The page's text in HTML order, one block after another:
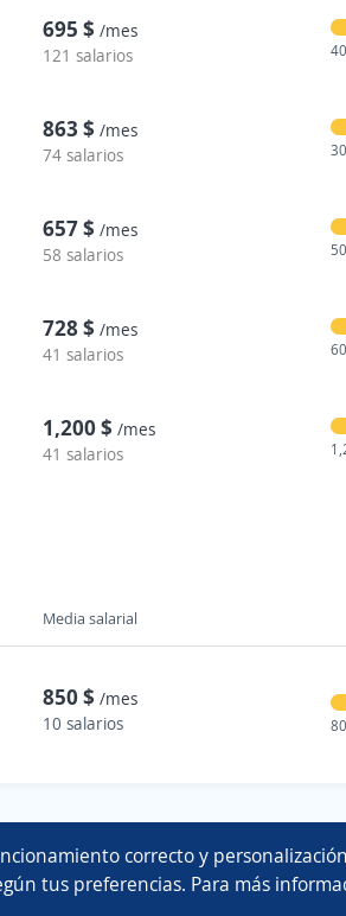
correcto y
tus preferencias. Para más
695 $ /mes
121 salarios
863 $ /mes
74 salarios
657 $ /mes
58 salarios
728 $ /mes
41 salarios
1,200 $ /mes
41 salarios
Media salarial
850 $ /mes
10 salarios
Aviso legal